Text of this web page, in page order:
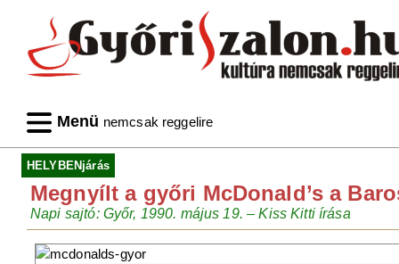
Menü nemcsak reggelire
HELYBENjárás
Megnyílt a győri McDonald’s a
Napi sajtó: Győr, 1990. május 19. – Kiss Kitti írása